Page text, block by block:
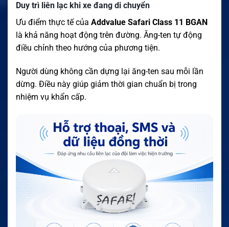
Duy trì liên lạc khi xe đang di chuyển
Ưu điểm thực tế của Addvalue Safari Class 11 BGAN
là khả năng hoạt động trên đường. Ăng-ten tự động
điều chỉnh theo hướng của phương tiện.
Người dùng không cần dựng lại ăng-ten sau mỗi lần
dừng. Điều này giúp giảm thời gian chuẩn bị trong
nhiệm vụ khẩn cấp.